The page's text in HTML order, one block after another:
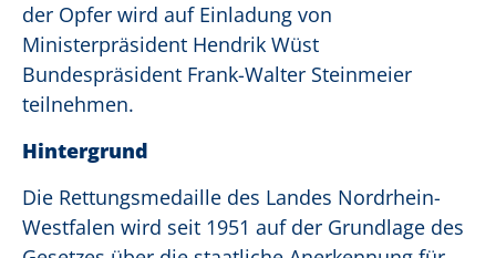
der Opfer wird auf Einladung von
Ministerpräsident Hendrik Wüst
Bundespräsident Frank-Walter Steinmeier
teilnehmen.
Hintergrund
Die Rettungsmedaille des Landes Nordrhein-
Westfalen wird seit 1951 auf der Grundlage des